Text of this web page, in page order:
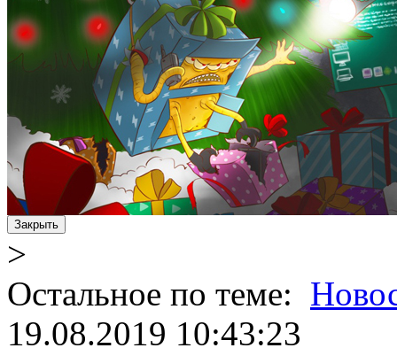
Закрыть
>
Остальное по теме:
19.08.2019 10:43:23